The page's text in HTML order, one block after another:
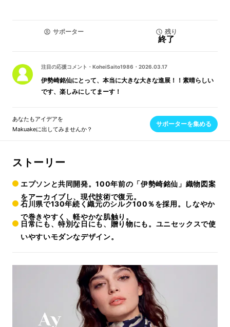
サポーター 残り
終了
注目の応援コメント ・ KoheiSaito1986 ・ 2026.03.17
伊勢崎銘仙にとって、本当に大きな大きな進展！！素晴らしい
です、楽しみにしてまーす！
あなたもアイデアを
Makuakeに出してみませんか？
サポーターを集める
ストーリー
エプソンと共同開発。100年前の「伊勢崎銘仙」織物図案
をアーカイブし、現代技術で復元。
石川県で130年続く織元のシルク100％を採用。しなやか
で巻きやすく、軽やかな肌触り。
日常にも、特別な日にも、贈り物にも。ユニセックスで使
いやすいモダンなデザイン。